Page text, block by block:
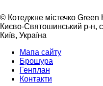
© Котеджне містечко
Києво-Святошинський р-н,
Київ, Україна
Мапа сайту
Брошура
Генплан
Контакти